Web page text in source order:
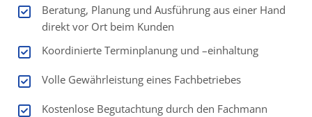
Beratung, Planung und Ausführung aus einer Hand
direkt vor Ort beim Kunden
Koordinierte Terminplanung und –einhaltung
Volle Gewährleistung eines Fachbetriebes
Kostenlose Begutachtung durch den Fachmann